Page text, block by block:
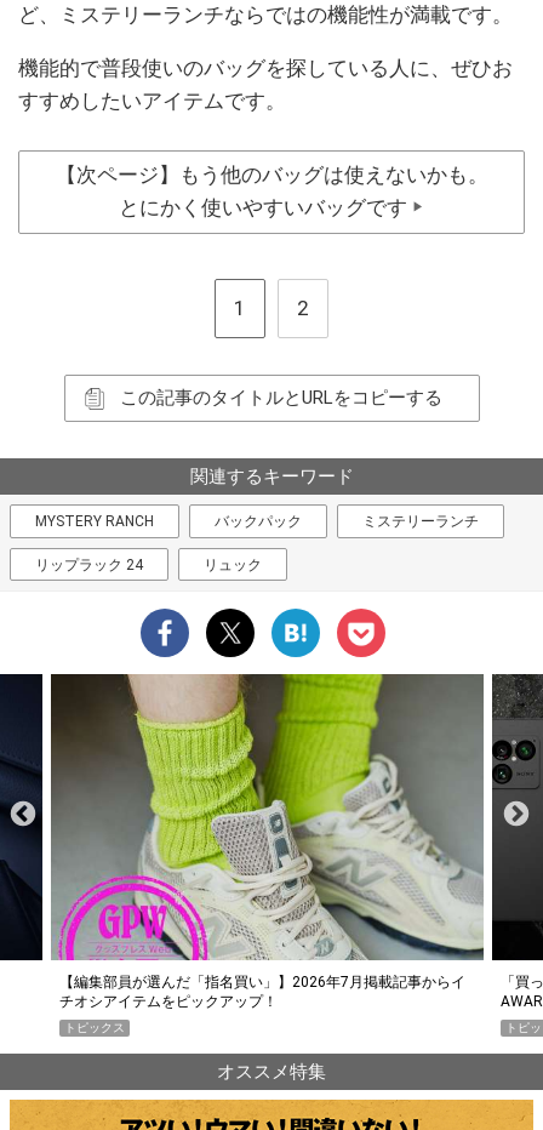
ど、ミステリーランチならではの機能性が満載です。
機能的で普段使いのバッグを探している人に、ぜひお
すすめしたいアイテムです。
【次ページ】もう他のバッグは使えないかも。
とにかく使いやすいバッグです
▶
1 2
この記事のタイトルとURLをコピーする
関連するキーワード
MYSTERY RANCH バックパック ミステリーランチ
リップラック 24 リュック
「買って損なし」の極上スマホ5選【GoodsPress 2026上半期
AWARD】
トピックス
薄着
PR
オススメ特集